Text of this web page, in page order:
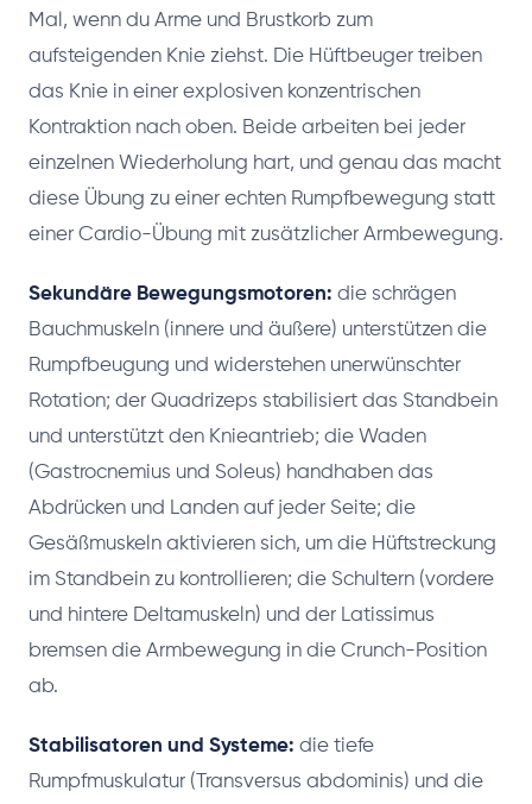
Mal, wenn du Arme und Brustkorb zum
aufsteigenden Knie ziehst. Die Hüftbeuger treiben
das Knie in einer explosiven konzentrischen
Kontraktion nach oben. Beide arbeiten bei jeder
einzelnen Wiederholung hart, und genau das macht
diese Übung zu einer echten Rumpfbewegung statt
einer Cardio-Übung mit zusätzlicher Armbewegung.
Sekundäre Bewegungsmotoren: die schrägen
Bauchmuskeln (innere und äußere) unterstützen die
Rumpfbeugung und widerstehen unerwünschter
Rotation; der Quadrizeps stabilisiert das Standbein
und unterstützt den Knieantrieb; die Waden
(Gastrocnemius und Soleus) handhaben das
Abdrücken und Landen auf jeder Seite; die
Gesäßmuskeln aktivieren sich, um die Hüftstreckung
im Standbein zu kontrollieren; die Schultern (vordere
und hintere Deltamuskeln) und der Latissimus
bremsen die Armbewegung in die Crunch-Position
ab.
Stabilisatoren und Systeme: die tiefe
Rumpfmuskulatur (Transversus abdominis) und die